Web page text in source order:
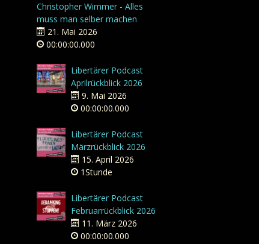
Christopher Wimmer - Alles
muss man selber machen
21. Mai 2026
00:00:00.000
Libertärer Podcast
Aprilrückblick 2026
9. Mai 2026
00:00:00.000
Libertärer Podcast
Märzrückblick 2026
15. April 2026
1Stunde
Libertärer Podcast
Februarrückblick 2026
11. März 2026
00:00:00.000